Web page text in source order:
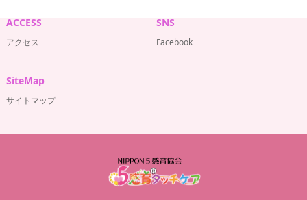
ACCESS
アクセス
SNS
Facebook
SiteMap
サイトマップ